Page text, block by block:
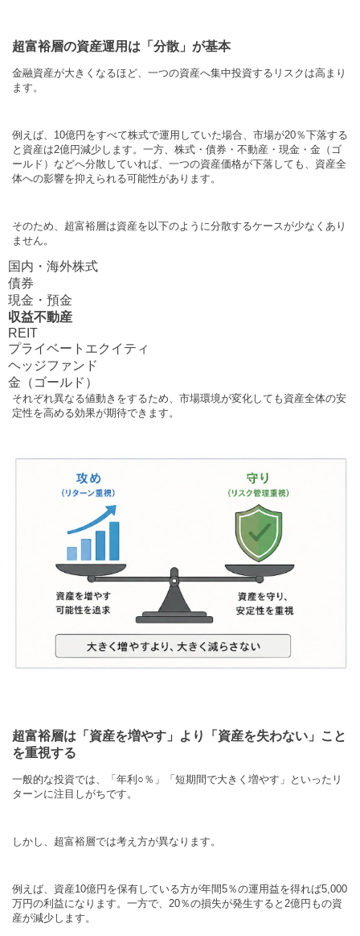
超富裕層の資産運用は「分散」が基本
金融資産が大きくなるほど、一つの資産へ集中投資するリスクは高まり
ます。
例えば、 10億円をすべて株式で運用していた場合、市場が20％下落する
と資産は2億円減少します。一方、株式・債券・不動産・現金・金（ゴ
ールド）などへ分散していれば、一つの資産価格が下落しても、資産全
体への影響を抑えられる可能性があります。
そのため、超富裕層は資産を以下のように分散するケースが少なくあり
ません。
国内・海外株式
債券
現金・預金
収益不動産
REIT
プライベートエクイティ
ヘッジファンド
金（ゴールド）
それぞれ異なる値動きをするため、市場環境が変化しても資産全体の安
定性を高める効果が期待できます。
超富裕層は「資産を増やす」より「資産を失わない」こと
を重視する
一般的な投資では、「年利 ○ ％」「短期間で大きく増やす」といったリ
ターンに注目しがちです。
しかし、超富裕層では考え方が異なります。
例えば、資産10億円を保有している方が年間5％の運用益を得れば5,000
万円の利益になります。一方で、 20％の損失が発生すると 2億円もの資
産が減少します。